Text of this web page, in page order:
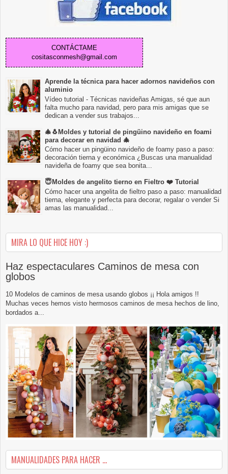
CONTÁCTAME
cositasconmesh@gmail.com
Aprende la técnica para hacer adornos navideños con
aluminio
Vídeo tutorial - Técnicas navideñas Amigas, sé que aun
falta mucho para navidad, pero para mis amigas que se
dedican a vender sus trabajos...
🎄🐧Moldes y tutorial de pingüino navideño en foami
para decorar en navidad 🎄
Cómo hacer un pingüino navideño de foamy paso a paso:
decoración tierna y económica ¿Buscas una manualidad
navideña de foamy que sea bonita...
😇Moldes de angelito tierno en Fieltro ❤️ Tutorial
Cómo hacer una angelita de fieltro paso a paso: manualidad
tierna, elegante y perfecta para decorar, regalar o vender Si
amas las manualidad...
MIRA LO QUE HICE HOY :)
Haz espectaculares Caminos de mesa con
globos
10 Modelos de caminos de mesa usando globos ¡¡ Hola amigos !!
Muchas veces hemos visto hermosos caminos de mesa hechos de lino,
bordados a...
MANUALIDADES PARA HACER ...